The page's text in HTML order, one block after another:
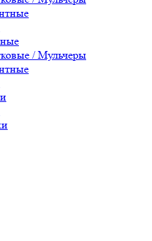
/ Мульчеры